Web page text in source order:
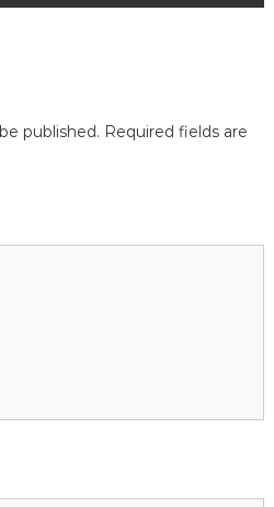
published. Required fields are